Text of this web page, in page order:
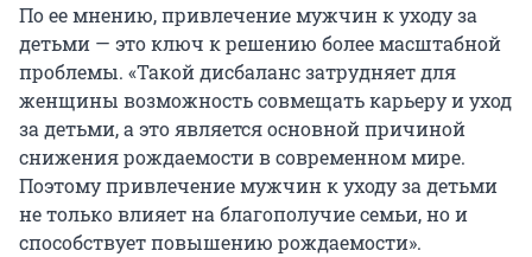
По ее мнению, привлечение мужчин к уходу за
детьми — это ключ к решению более масштабной
проблемы. «Такой дисбаланс затрудняет для
женщины возможность совмещать карьеру и уход
за детьми, а это является основной причиной
снижения рождаемости в современном мире.
Поэтому привлечение мужчин к уходу за детьми
не только влияет на благополучие семьи, но и
способствует повышению рождаемости».